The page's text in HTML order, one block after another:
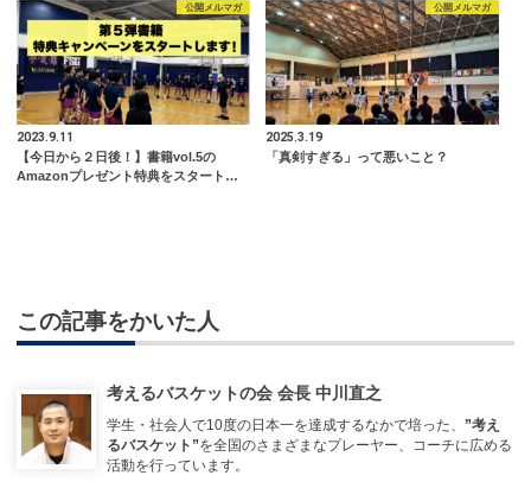
公開メルマガ
2023.9.11
【今日から２日後！】書籍vol.5の
Amazonプレゼント特典をスタート…
公開メルマガ
2025.3.19
「真剣すぎる」って悪いこと？
この記事をかいた人
考えるバスケットの会 会長 中川直之
学生・社会人で10度の日本一を達成するなかで培った、 ”考え
るバスケット”を全国のさまざまなプレーヤー、コーチに広める
活動を行っています。